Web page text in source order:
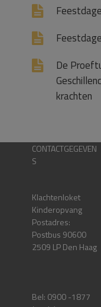
De
krachten
CONTACTGEGEVEN
S
Klachtenloket
Kinderopvang
Postadres:
Postbus 90600
2509 LP Den Haag
Bel: 0900 -1877